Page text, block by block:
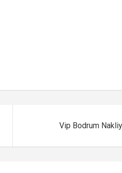
Vip Bodrum